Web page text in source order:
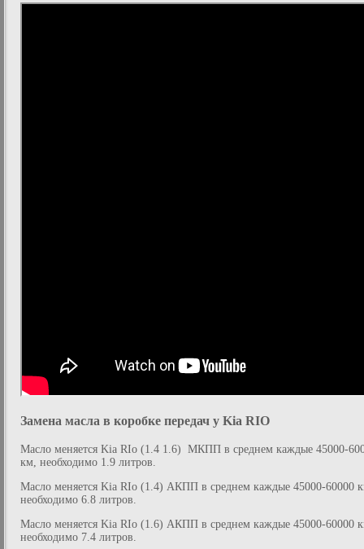
Замена масла в коробке передач у Kia RIO
Масло меняется Kia RIo (1.4 1.6) МКПП в среднем каждые 45000-
км, необходимо 1.9 литров.
Масло меняется Kia RIo (1.4) АКПП в среднем каждые 45000-60000
необходимо 6.8 литров.
Масло меняется Kia RIo (1.6) АКПП в среднем каждые 45000-60000
необходимо 7.4 литров.